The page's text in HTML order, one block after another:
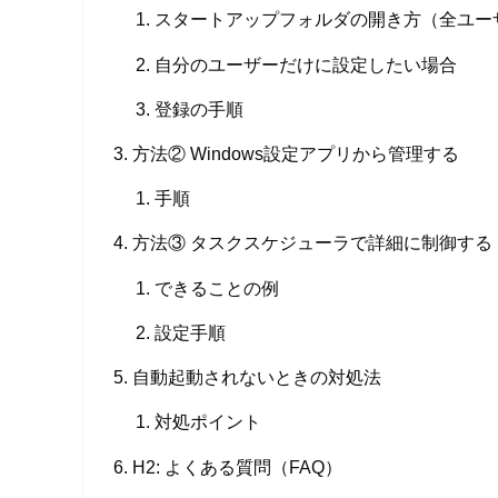
スタートアップフォルダの開き方（全ユー
自分のユーザーだけに設定したい場合
登録の手順
方法② Windows設定アプリから管理する
手順
方法③ タスクスケジューラで詳細に制御する
できることの例
設定手順
自動起動されないときの対処法
対処ポイント
H2: よくある質問（FAQ）